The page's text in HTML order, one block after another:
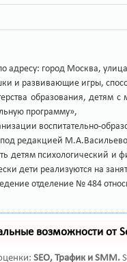
город Москва, улица
и развивающие игры,
образования, детям
программу»,
воспитательно-
под редакцией
детям психологический
дети реализуются на
отделение № 484
возможности от
SEO, Трафик и SMM.